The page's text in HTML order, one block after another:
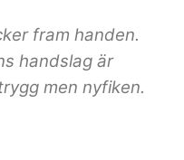
fram handen.
handslag är
men nyfiken.